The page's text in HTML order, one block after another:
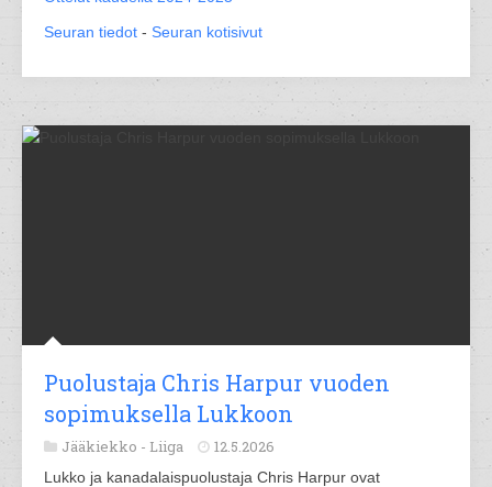
Seuran tiedot - Seuran kotisivut
Puolustaja Chris Harpur vuoden
sopimuksella Lukkoon
Jääkiekko - Liiga 12.5.2026
Lukko ja kanadalaispuolustaja Chris Harpur ovat